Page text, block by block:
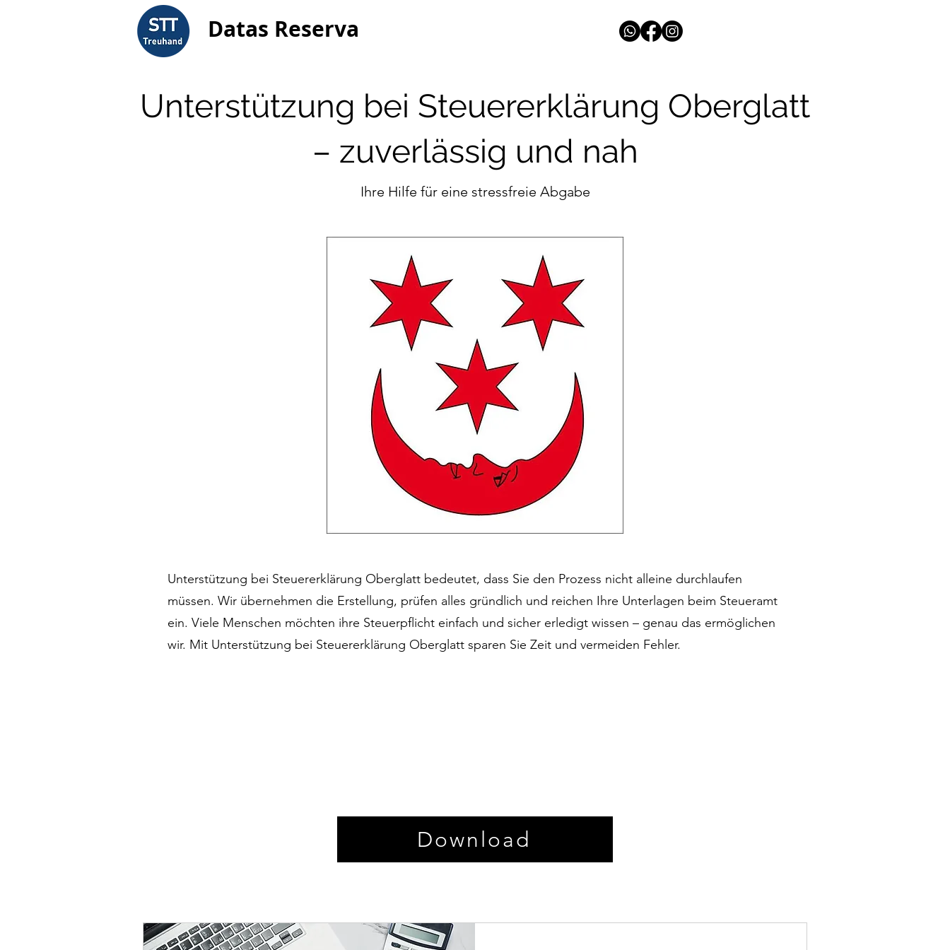
Datas Reserva
Unterstützung bei Steuererklärung Oberglatt
– zuverlässig und nah
Ihre Hilfe für eine stressfreie Abgabe
Unterstützung bei Steuererklärung Oberglatt bedeutet, dass Sie den Prozess nicht alleine durchlaufen
müssen. Wir übernehmen die Erstellung, prüfen alles gründlich und reichen Ihre Unterlagen beim Steueramt
ein. Viele Menschen möchten ihre Steuerpflicht einfach und sicher erledigt wissen – genau das ermöglichen
wir. Mit Unterstützung bei Steuererklärung Oberglatt sparen Sie Zeit und vermeiden Fehler.
Download